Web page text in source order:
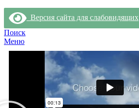
Версия сайта для слабовидящих
Поиск
Меню